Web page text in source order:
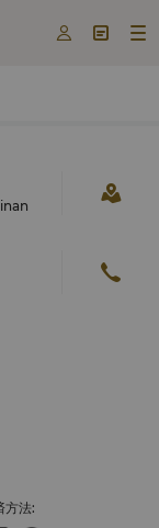
  
方法: